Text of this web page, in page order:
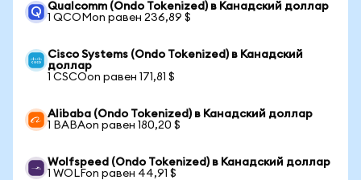
Qualcomm (Ondo Tokenized) в Канадский доллар
1 QCOMon равен 236,89 $
Cisco Systems (Ondo Tokenized) в Канадский
доллар
1 CSCOon равен 171,81 $
Alibaba (Ondo Tokenized) в Канадский доллар
1 BABAon равен 180,20 $
Wolfspeed (Ondo Tokenized) в Канадский доллар
1 WOLFon равен 44,91 $